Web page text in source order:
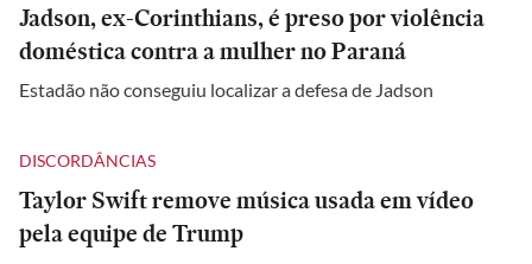
Jadson, ex-Corinthians, é preso por violência
doméstica contra a mulher no Paraná
Estadão não conseguiu localizar a defesa de Jadson
DISCORDÂNCIAS
Taylor Swift remove música usada em vídeo
pela equipe de Trump